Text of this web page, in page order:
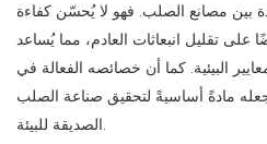
بين مصانع الصلب. فهو لا يُحسّن كفاءة
تقليل انبعاثات العادم، مما يُساعد
البيئية. كما أن خصائصه الفعالة في
مادةً أساسيةً لتحقيق صناعة الصلب
الصديقة للبيئة.